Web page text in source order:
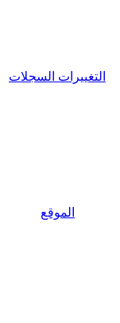
التغييرات السجلات
الموقع